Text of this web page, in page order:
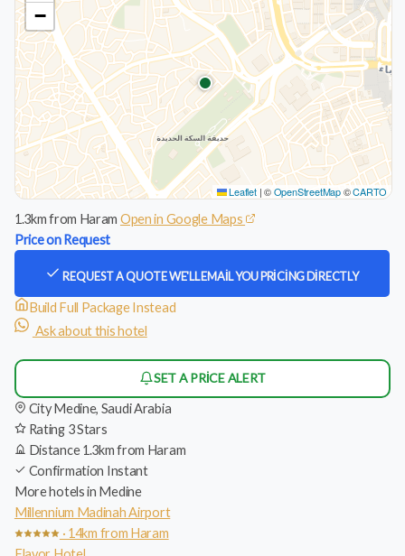
−
Leaflet |©OpenStreetMap©CARTO
1.3km from Haram Open in Google Maps
Price on Request
REQUEST A QUOTEWE'LL EMAIL YOU PRICING DIRECTLY
Build Full Package Instead
Ask about this hotel
SET A PRICE ALERT
CityMedine, Saudi Arabia
Rating 3 Stars
Distance1.3km from Haram
Confirmation Instant
More hotels in Medine
Millennium Madinah Airport
· 14km from Haram